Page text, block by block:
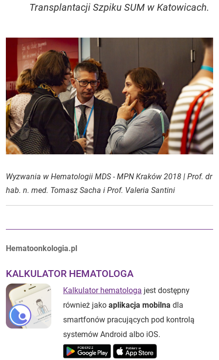
Transplantacji Szpiku SUM w Katowicach.
Wyzwania w Hematologii MDS - MPN Kraków 2018 | Prof. dr
hab. n. med. Tomasz Sacha i Prof. Valeria Santini
Autorzy:
Hematoonkologia.pl
KALKULATOR HEMATOLOGA
Kalkulator hematologa jest dostępny
również jako aplikacja mobilna dla
smartfonów pracujących pod kontrolą
systemów Android albo iOS.